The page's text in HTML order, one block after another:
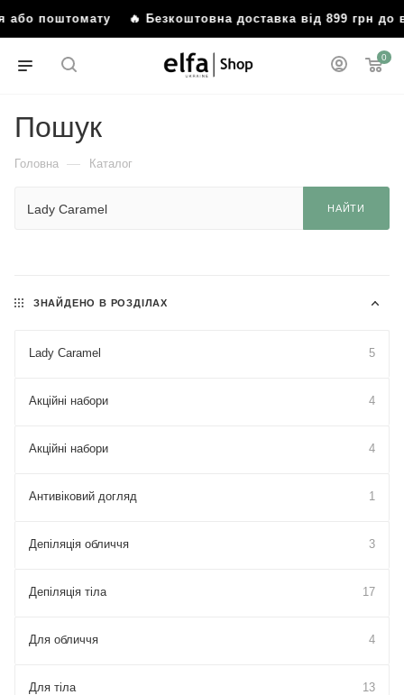
або поштомату 🔥 Безкоштовна доставка від 899 грн
0
Пошук
Головна — Каталог
НАЙТИ
ЗНАЙДЕНО В РОЗДІЛАХ
Lady Caramel 5
Акційні набори 4
Акційні набори 4
Антивіковий догляд 1
Депіляція обличчя 3
Депіляція тіла 17
Для обличчя 4
Для тіла 13